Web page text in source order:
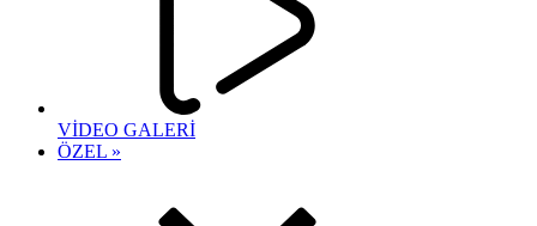
VİDEO GALERİ
ÖZEL »